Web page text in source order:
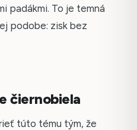
padákmi. To je temná
podobe: zisk bez
čiernobiela
túto tému tým, že